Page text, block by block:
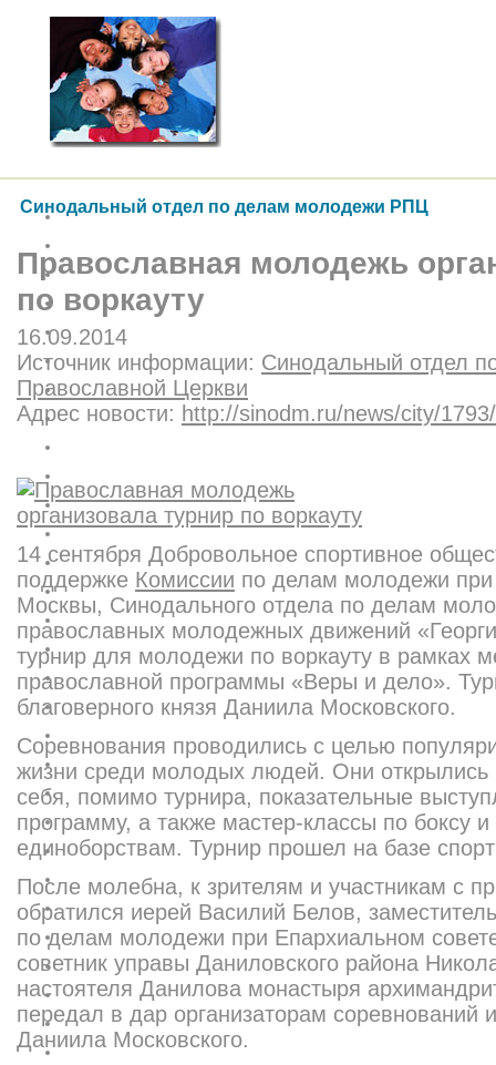
Синодальный отдел по делам молодежи РПЦ
Православная молодежь
по воркауту
16.09.2014
Источник информации: Синодальный отдел
Православной Церкви
Адрес новости: http://sinodm.ru/news/city/1793/
14 сентября Добровольное спортивное
поддержке Комиссии по делам молодежи при
Москвы, Синодального отдела по делам
православных молодежных движений
турнир для молодежи по воркауту в рамках
православной программы «Веры и дело».
благоверного князя Даниила Московского.
Соревнования проводились с целью
жизни среди молодых людей. Они
себя, помимо турнира, показательные
программу, а также мастер-классы по боксу
единоборствам. Турнир прошел на базе
После молебна, к зрителям и участникам с
обратился иерей Василий Белов,
по делам молодежи при Епархиальном
советник управы Даниловского района
настоятеля Данилова монастыря
передал в дар организаторам соревнований
Даниила Московского.